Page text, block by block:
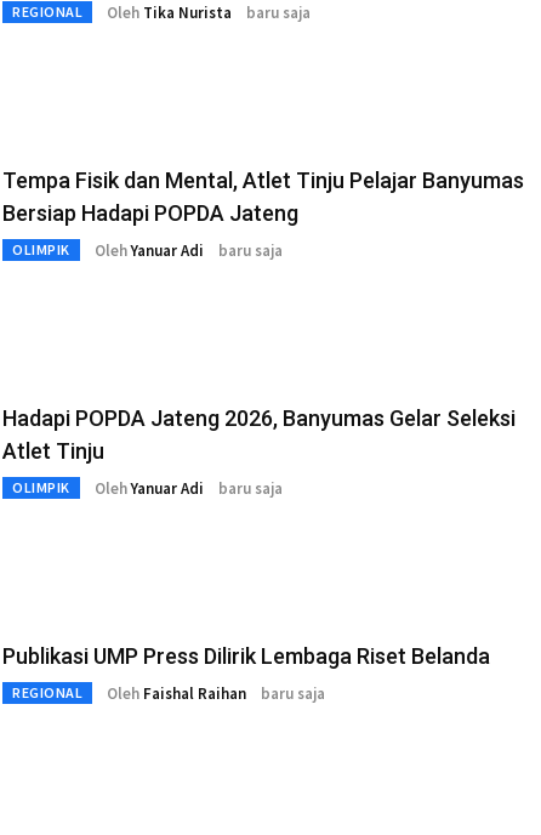
REGIONAL Oleh Tika Nurista baru saja
Tempa Fisik dan Mental, Atlet Tinju Pelajar Banyumas
Bersiap Hadapi POPDA Jateng
OLIMPIK OlehYanuar Adi baru saja
Hadapi POPDA Jateng 2026, Banyumas Gelar Seleksi
Atlet Tinju
OLIMPIK OlehYanuar Adi baru saja
Publikasi UMP Press Dilirik Lembaga Riset Belanda
REGIONAL Oleh Faishal Raihan baru saja